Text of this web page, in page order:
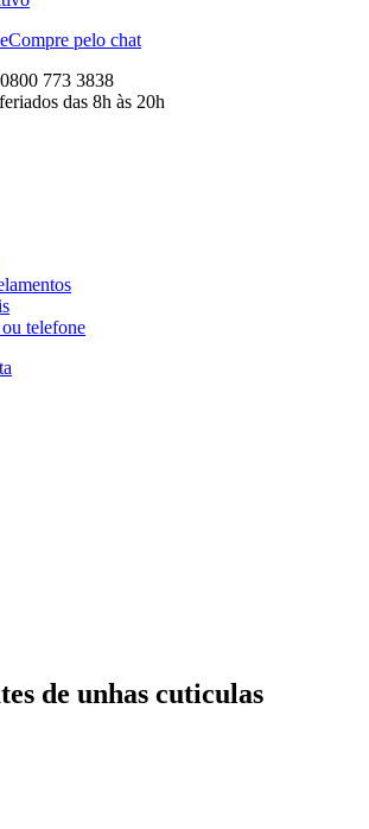
Compre pelo chat
773 3838
das 8h às 20h
telefone
de unhas cuticulas